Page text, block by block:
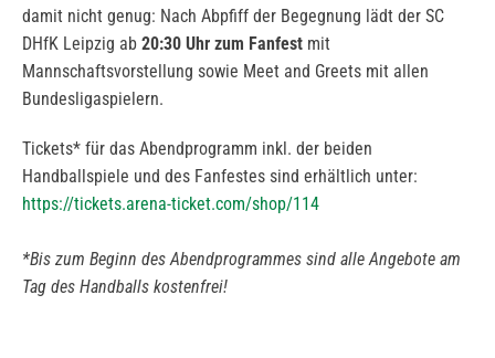
damit nicht genug: Nach Abpfiff der Begegnung lädt der SC
DHfK Leipzig ab 20:30 Uhr zum Fanfest mit
Mannschaftsvorstellung sowie Meet and Greets mit allen
Bundesligaspielern.
Tickets* für das Abendprogramm inkl. der beiden
Handballspiele und des Fanfestes sind erhältlich unter:
https://tickets.arena-ticket.com/shop/114
*Bis zum Beginn des Abendprogrammes sind alle Angebote am
Tag des Handballs kostenfrei!